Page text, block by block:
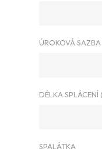
ÚROKOVÁ SAZBA
DÉLKA SPLÁCENÍ
SPALÁTKA